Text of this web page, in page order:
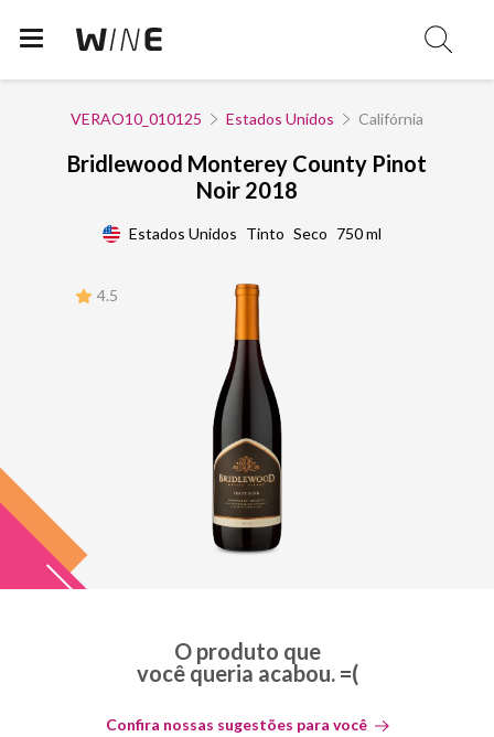
VERAO10_010125 Estados Unidos Califórnia
Bridlewood Monterey County Pinot
Noir 2018
Estados Unidos Tinto Seco 750 ml
4.5
O produto que
você queria acabou. =(
Confira nossas sugestões para você